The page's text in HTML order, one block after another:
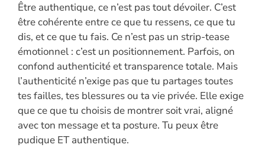
Être authentique, ce n’est pas tout dévoiler. C’est
être cohérente entre ce que tu ressens, ce que tu
dis, et ce que tu fais. Ce n’est pas un strip-tease
émotionnel : c’est un positionnement. Parfois, on
confond authenticité et transparence totale. Mais
l’authenticité n’exige pas que tu partages toutes
tes failles, tes blessures ou ta vie privée. Elle exige
que ce que tu choisis de montrer soit vrai, aligné
avec ton message et ta posture. Tu peux être
pudique ET authentique.